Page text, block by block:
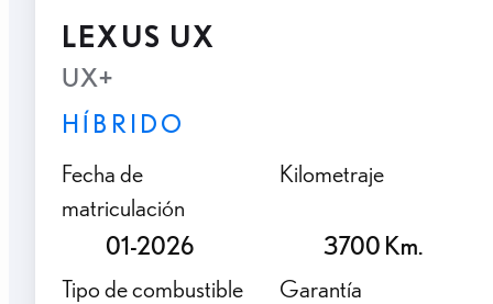
LEXUS UX
UX+
HÍBRIDO
Fecha de
matriculación
01-2026
Kilometraje
3700 Km.
Tipo de combustible
Garantía